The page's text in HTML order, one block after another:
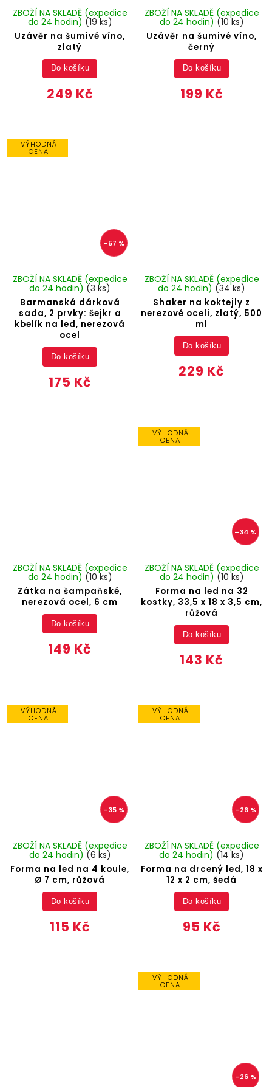
Uzávěr na šumivé víno,
zlatý
ZBOŽÍ NA SKLADĚ (expedice
do 24 hodin) (19 ks)
249 Kč
Do košíku
Uzávěr na šumivé víno,
černý
ZBOŽÍ NA SKLADĚ (expedice
do 24 hodin) (10 ks)
199 Kč
Do košíku
VÝHODNÁ
CENA
–57 %
Barmanská dárková
sada, 2 prvky: šejkr a
kbelík na led, nerezová
ocel
ZBOŽÍ NA SKLADĚ (expedice
do 24 hodin) (3 ks)
175 Kč
Do košíku
Shaker na koktejly z
nerezové oceli, zlatý, 500
ml
ZBOŽÍ NA SKLADĚ (expedice
do 24 hodin) (34 ks)
229 Kč
Do košíku
Zátka na šampaňské,
nerezová ocel, 6 cm
ZBOŽÍ NA SKLADĚ (expedice
do 24 hodin) (10 ks)
149 Kč
Do košíku
VÝHODNÁ
CENA
–34 %
Forma na led na 32
kostky, 33,5 x 18 x 3,5 cm,
růžová
ZBOŽÍ NA SKLADĚ (expedice
do 24 hodin) (10 ks)
143 Kč
Do košíku
VÝHODNÁ
CENA
–35 %
Forma na led na 4 koule,
Ø 7 cm, růžová
ZBOŽÍ NA SKLADĚ (expedice
do 24 hodin) (6 ks)
115 Kč
Do košíku
VÝHODNÁ
CENA
–26 %
Forma na drcený led, 18 x
12 x 2 cm, šedá
ZBOŽÍ NA SKLADĚ (expedice
do 24 hodin) (14 ks)
95 Kč
Do košíku
VÝHODNÁ
CENA
–26 %